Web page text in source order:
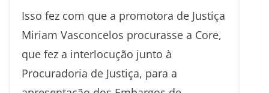
Isso fez com que a promotora de Justiça
Miriam Vasconcelos procurasse a Core,
que fez a interlocução junto à
Procuradoria de Justiça, para a